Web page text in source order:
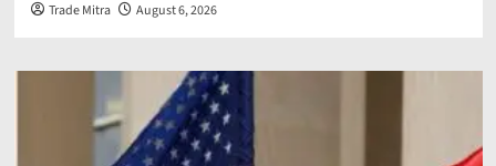
Trade Mitra August 6, 2026